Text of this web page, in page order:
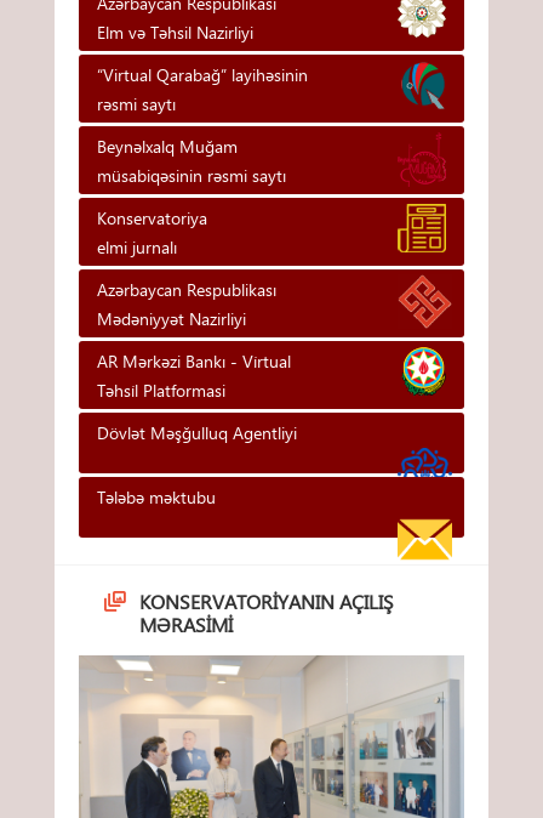
Elm və Təhsil Nazirliyi
“Virtual Qarabağ” layihəsinin
rəsmi saytı
Beynəlxalq Muğam
müsabiqəsinin rəsmi saytı
Konservatoriya
elmi jurnalı
Azərbaycan Respublikası
Mədəniyyət Nazirliyi
AR Mərkəzi Bankı - Vi̇rtual
Təhsi̇l Platformasi
Dövlət Məşğulluq Agentliyi
Tələbə məktubu
KONSERVATORIYANIN AÇILIŞ
MƏRASIMI